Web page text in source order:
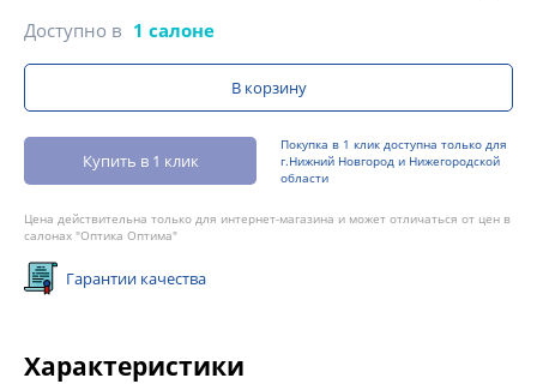
Доступно в 1 салоне
В корзину
Купить в 1 клик
Покупка в 1 клик доступна только для
г.Нижний Новгород и Нижегородской
области
Цена действительна только для интернет-магазина и может отличаться от цен в
салонах "Оптика Оптима"
Гарантии качества
Характеристики